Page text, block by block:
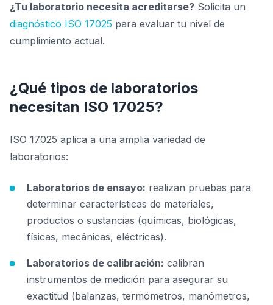
¿Tu laboratorio necesita acreditarse? Solicita un
diagnóstico ISO 17025 para evaluar tu nivel de
cumplimiento actual.
¿Qué tipos de laboratorios
necesitan ISO 17025?
ISO 17025 aplica a una amplia variedad de
laboratorios:
Laboratorios de ensayo: realizan pruebas para
determinar características de materiales,
productos o sustancias (químicas, biológicas,
físicas, mecánicas, eléctricas).
Laboratorios de calibración: calibran
instrumentos de medición para asegurar su
exactitud (balanzas, termómetros, manómetros,